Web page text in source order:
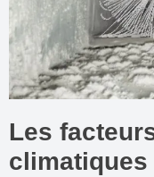
Les
climatiques